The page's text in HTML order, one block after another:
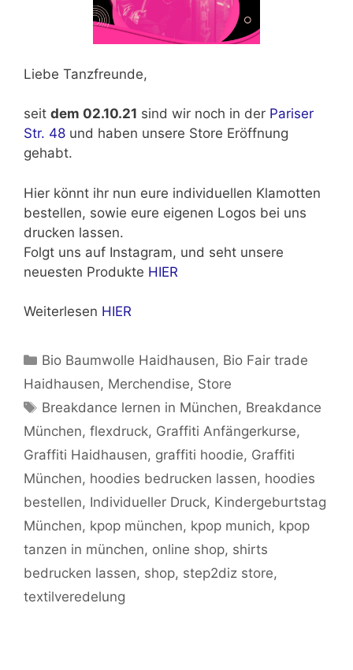
Liebe Tanzfreunde,
seit dem 02.10.21 sind wir noch in der Pariser
Str. 48 und haben unsere Store Eröffnung
gehabt.
Hier könnt ihr nun eure individuellen Klamotten
bestellen, sowie eure eigenen Logos bei uns
drucken lassen.
Folgt uns auf Instagram, und seht unsere
neuesten Produkte HIER
Weiterlesen HIER
Kategorien
Bio Baumwolle Haidhausen, Bio Fair trade
Haidhausen, Merchendise, Store
Schlagwörter
Breakdance lernen in München, Breakdance
München, flexdruck, Graffiti Anfängerkurse,
Graffiti Haidhausen, graffiti hoodie, Graffiti
München, hoodies bedrucken lassen, hoodies
bestellen, Individueller Druck, Kindergeburtstag
München, kpop münchen, kpop munich, kpop
tanzen in münchen, online shop, shirts
bedrucken lassen, shop, step2diz store,
textilveredelung